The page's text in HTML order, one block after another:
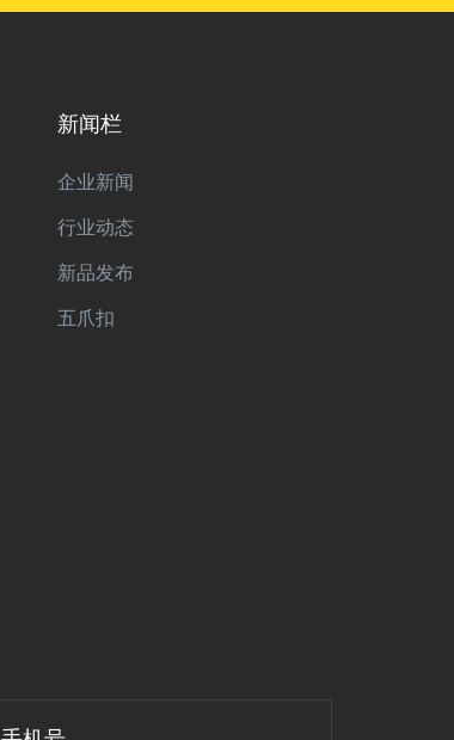
新闻栏
企业新闻
行业动态
新品发布
五爪扣